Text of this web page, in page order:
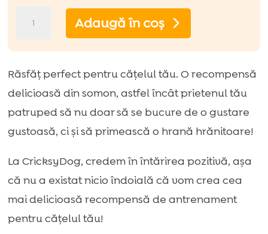
recompensă
de
somon
cu
orez
pentru
antrenament)
–
200
Adaugă în coș
Răsfăț perfect pentru cățelul tău. O recompensă
delicioasă din somon, astfel încât prietenul tău
patruped să nu doar să se bucure de o gustare
gustoasă, ci și să primească o hrană hrănitoare!
La CricksyDog, credem în întărirea pozitivă, așa
că nu a existat nicio îndoială că vom crea cea
mai delicioasă recompensă de antrenament
pentru cățelul tău!